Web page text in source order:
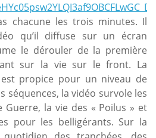
chacune les trois minutes. Il
qu’il diffuse sur un écran
le dérouler de la première
sur la vie sur le front. La
propice pour un niveau de
séquences, la vidéo survole les
Guerre, la vie des « Poilus » et
pour les belligérants. Sur la